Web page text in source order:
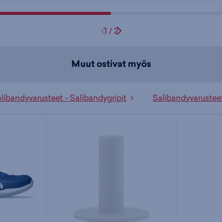
1 / 2
Muut ostivat myös
- Salibandygripit